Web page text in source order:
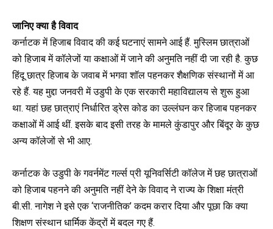
जानिए क्या है विवाद
कर्नाटक में हिजाब विवाद की कई घटनाएं सामने आई हैं. मुस्लिम छात्राओं
को हिजाब में कॉलेजों या कक्षाओं में जाने की अनुमति नहीं दी जा रही है. कुछ
हिंदू छात्र हिजाब के जवाब में भगवा शॉल पहनकर शैक्षणिक संस्थानों में आ
रहे हैं. यह मुद्दा जनवरी में उडुपी के एक सरकारी महाविद्यालय से शुरू हुआ
था. यहां छह छात्राएं निर्धारित ड्रेस कोड का उल्लंघन कर हिजाब पहनकर
कक्षाओं में आई थीं. इसके बाद इसी तरह के मामले कुंडापुर और बिंदूर के कुछ
अन्य कॉलेजों से भी आए.
कर्नाटक के उडुपी के गवर्नमेंट गर्ल्स प्री यूनिवर्सिटी कॉलेज में छह छात्राओं
को हिजाब पहनने की अनुमति नहीं देने के विवाद ने राज्य के शिक्षा मंत्री
बी.सी. नागेश ने इसे एक ‘राजनीतिक’ कदम करार दिया और पूछा कि क्या
शिक्षण संस्थान धार्मिक केंद्रों में बदल गए हैं.